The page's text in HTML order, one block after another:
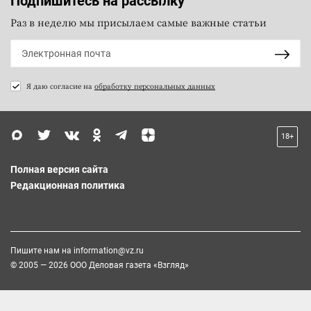
Раз в неделю мы присылаем самые важные статьи
Я даю согласие на обработку персональных данных
18+
Полная версия сайта
Редакционная политика
Пишите нам на information@vz.ru
© 2005 — 2026 ООО Деловая газета «Взгляд»